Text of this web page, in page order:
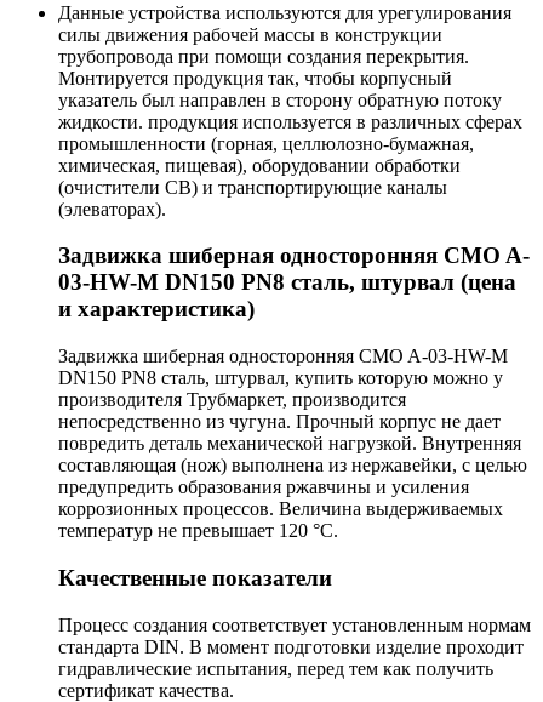
Данные устройства используются для урегулирования
силы движения рабочей массы в конструкции
трубопровода при помощи создания перекрытия.
Монтируется продукция так, чтобы корпусный
указатель был направлен в сторону обратную потоку
жидкости. продукция используется в различных сферах
промышленности (горная, целлюлозно-бумажная,
химическая, пищевая), оборудовании обработки
(очистители СВ) и транспортирующие каналы
(элеваторах).
Задвижка шиберная односторонняя CMO A-
03-HW-M DN150 PN8 сталь, штурвал (цена
и характеристика)
Задвижка шиберная односторонняя CMO A-03-HW-M
DN150 PN8 сталь, штурвал, купить которую можно у
производителя Трубмаркет, производится
непосредственно из чугуна. Прочный корпус не дает
повредить деталь механической нагрузкой. Внутренняя
составляющая (нож) выполнена из нержавейки, с целью
предупредить образования ржавчины и усиления
коррозионных процессов. Величина выдерживаемых
температур не превышает 120 °С.
Качественные показатели
Процесс создания соответствует установленным нормам
стандарта DIN. В момент подготовки изделие проходит
гидравлические испытания, перед тем как получить
сертификат качества.